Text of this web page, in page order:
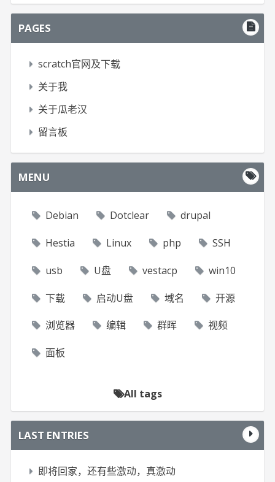
PAGES
scratch官网及下载
关于我
关于瓜老汉
留言板
MENU
Debian Dotclear drupal
Hestia Linux php SSH
usb U盘 vestacp win10
下载 启动U盘 域名 开源
浏览器 编辑 群晖 视频
面板
All tags
LAST ENTRIES
即将回家，还有些激动，真激动